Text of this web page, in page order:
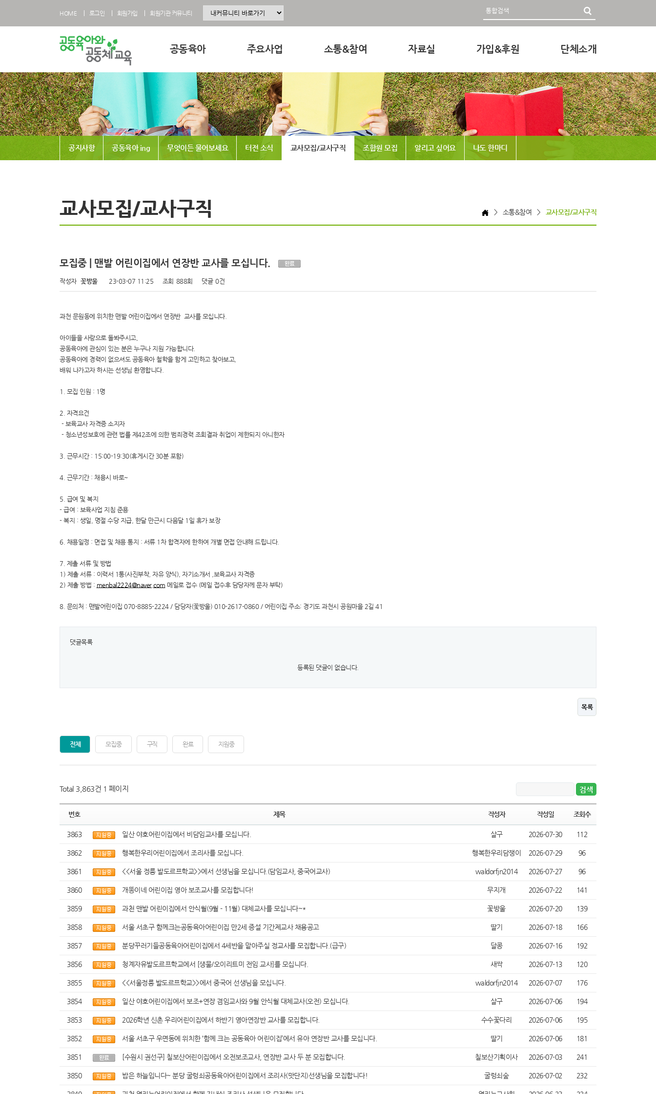
HOME 로그인 회원가입 회원기관 커뮤니티
공동육아
공동육아란
공동육아 영유아과정
공동육아 초등과정
공동육아사회적협동조합
전국공동육아현황
주요사업
주요사업소개
공동육아인증
현장조직사업
교육사업
연구사업
소통&참여
무엇이든 물어보세요
터전 소식
교사모집/교사구직
자료실
교육 · 운영자료
연구자료
참고도서
뉴스레터
동영상
가입&후원
회원가입 및 후원안내
단체소개
인사말
미션과 비전
조직
정관 & 재정
공지사항 공동육아 ing 무엇이든 물어보세요 터전 소식 교사모집/교사구직 조합원 모집 알리고 싶어요 나도 한마디
교사모집/교사구직 > 소통&참여 > 교사모집/교사구직
모집중 | 맨발 어린이집에서 연장반 교사를 모십니다.
작성자 꽃방울 23-03-07 11:25 조회 888회 댓글 0건
과천 문원동에 위치한 맨발 어린이집에서 연장반 교사를 모십니다.
아이들을 사랑으로 돌봐주시고,
공동육아에 관심이 있는 분은 누구나 지원 가능합니다.
공동육아에 경력이 없으셔도 공동육아 철학을 함게 고민하고 찾아보고,
배워 나가고자 하시는 선생님 환영합니다.
1. 모집 인원 : 1명
2. 자격요건
- 보육교사 자격증 소지자
- 청소년성보호에 관련 법률 제42조에 의한 범죄경력 조회결과 취업이 제한되지 아니한자
3. 근무시간 : 15:00-19:30(휴게시간 30분 포함)
4. 근무기간 : 채용시 바로~
5. 급여 및 복지
- 급여 : 보육사업 지침 준용
- 복지 : 생일, 명절 수당 지급, 한달 만근시 다음달 1일 휴가 보장
6. 채용일정 : 면접 및 채용 통지 : 서류 1차 합격자에 한하여 개별 면접 안내해 드립니다.
7. 제출 서류 및 방법
1) 제출 서류 : 이력서 1통(사진부착, 자유 양식), 자기소개서 ,보육교사 자격증
2) 제출 방법 : menbal2224@naver.com 메일로 접수 (메일 접수후 담당자께 문자 부탁)
8. 문의처 : 맨발어린이집 070-8885-2224 / 담당자(꽃방울) 010-2617-0860 / 어린이집 주소: 경기도 과천시 공원마을 2길 41
댓글목록
등록된 댓글이 없습니다.
목록
전체 모집중 구직 완료 지원중
Total 3,863건 1 페이지
번호 제목 작성자 작성일 조회수
3863 일산 야호어린이집에서 비담임교사를 모십니다. 살구 2026-07-30 112
3862 행복한우리어린이집에서 조리사를 모십니다. 행복한우리담쟁이 2026-07-29 96
3861 <<서울 정릉 발도르프학교>>에서 선생님을 모십니다.(담임교사, 중국어교사) waldorfjn2014 2026-07-27 96
3860 개똥이네 어린이집 영아 보조교사를 모집합니다! 무지개 2026-07-22 141
3859 과천 맨발 어린이집에서 안식월(9월 - 11월) 대체교사를 모십니다~* 꽃방울 2026-07-20 139
3858 서울 서초구 함께크는공동육아어린이집 만2세 증설 기간제교사 채용공고 딸기 2026-07-18 166
3857 분당꾸러기들공동육아어린이집에서 4세반을 맡아주실 정교사를 모집합니다.(급구) 달콩 2026-07-16 192
3856 청계자유발도르프학교에서 [생물/오이리트미 전임 교사]를 모십니다. 새싹 2026-07-13 120
3855 <<서울정릉 발도르프학교>>에서 중국어 선생님을 모십니다. waldorfjn2014 2026-07-07 176
3854 일산 야호어린이집에서 보조+연장 겸임교사와 9월 안식월 대체교사(오전) 모십니다. 살구 2026-07-06 194
3853 2026학년 신촌 우리어린이집에서 하반기 영아연장반 교사를 모집합니다. 수수꽃다리 2026-07-06 195
3852 서울 서초구 우면동에 위치한 ‘함께 크는 공동육아 어린이집’에서 유아 연장반 교사를 모십니다. 딸기 2026-07-06 181
3851 [수원시 권선구] 칠보산어린이집에서 오전보조교사, 연장반 교사 두 분 모집합니다. 칠보산기획이사 2026-07-03 241
3850 밥은 하늘입니다~ 분당 굴렁쇠공동육아어린이집에서 조리사(맛단지)선생님을 모집합니다! 굴렁쇠숲 2026-07-02 232